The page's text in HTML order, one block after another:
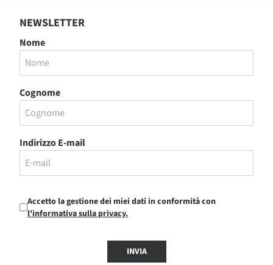
NEWSLETTER
Nome
Cognome
Indirizzo E-mail
Accetto la gestione dei miei dati in conformità con
l'informativa sulla privacy.
INVIA